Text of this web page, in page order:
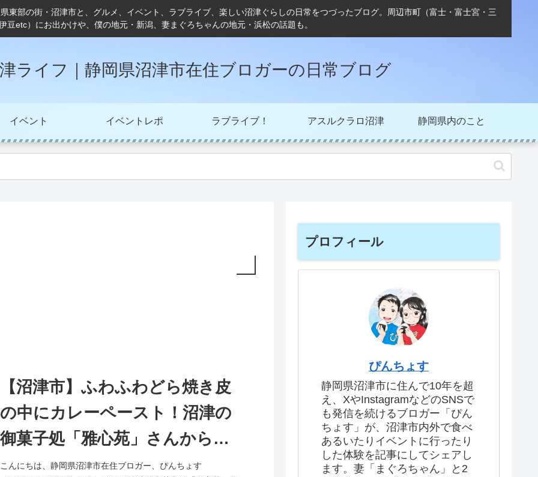
東部の街・沼津市と、グルメ、イベント、ラブライブ、楽しい沼津ぐらしの日常をつづったブログ。周辺市町（富士・富士宮・三
豆etc）にお出かけや、僕の地元・新潟、妻まぐろちゃんの地元・浜松の話題も。
ライフ｜静岡県沼津市在住ブロガーの日常ブログ
イベント イベントレポ ラブライブ！ アスルクラロ沼津 静岡県内のこと
【沼津市】ふわふわどら焼き皮
の中にカレーペースト！沼津の
御菓子処「雅心苑」さんから新
感覚おかずスイーツ「カレーど
こんにちは、静岡県沼津市在住ブロガー、ぴんちょす
プロフィール
ぴんちょす
静岡県沼津市に住んで10年を超
え、XやInstagramなどのSNSで
も発信を続けるブロガー「ぴん
ちょす」が、沼津市内外で食べ
あるいたりイベントに行ったり
した体験を記事にしてシェアし
ます。妻「まぐろちゃん」と2